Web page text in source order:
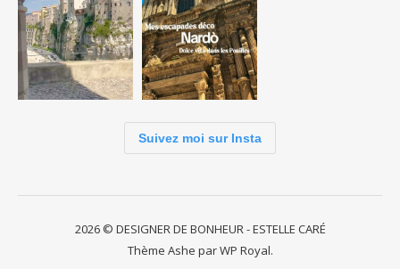
Suivez moi sur Insta
2026 © DESIGNER DE BONHEUR - ESTELLE CARÉ
Thème Ashe parWP Royal.